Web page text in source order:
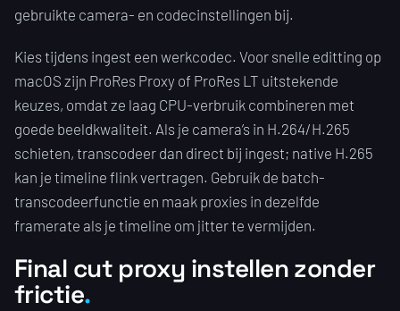
gebruikte camera- en codecinstellingen bij.
Kies tijdens ingest een werkcodec. Voor snelle editting op
macOS zijn ProRes Proxy of ProRes LT uitstekende
keuzes, omdat ze laag CPU-verbruik combineren met
goede beeldkwaliteit. Als je camera’s in H.264/H.265
schieten, transcodeer dan direct bij ingest; native H.265
kan je timeline flink vertragen. Gebruik de batch-
transcodeerfunctie en maak proxies in dezelfde
framerate als je timeline om jitter te vermijden.
Final cut proxy instellen zonder
frictie